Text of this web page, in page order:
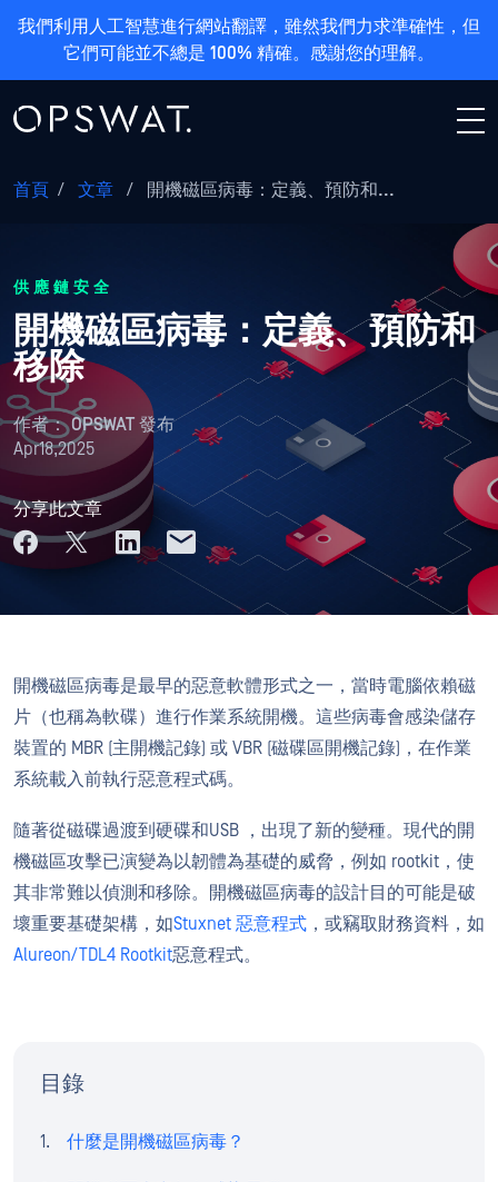
我們利用人工智慧進行網站翻譯，雖然我們力求準確性，但
它們可能並不總是 100% 精確。感謝您的理解。
首頁 / 文章 / 開機磁區病毒：定義、預防和...
供應鏈安全
開機磁區病毒：定義、預防和
移除
作者：OPSWAT 發布
Apr18,2025
分享此文章
開機磁區病毒是最早的惡意軟體形式之一，當時電腦依賴磁
片（也稱為軟碟）進行作業系統開機。這些病毒會感染儲存
裝置的 MBR (主開機記錄) 或 VBR (磁碟區開機記錄)，在作業
系統載入前執行惡意程式碼。
隨著從磁碟過渡到硬碟和USB ，出現了新的變種。現代的開
機磁區攻擊已演變為以韌體為基礎的威脅，例如 rootkit，使
其非常難以偵測和移除。開機磁區病毒的設計目的可能是破
壞重要基礎架構，如Stuxnet 惡意程式 ，或竊取財務資料，如
Alureon/TDL4 Rootkit惡意程式。
目錄
什麼是開機磁區病毒？